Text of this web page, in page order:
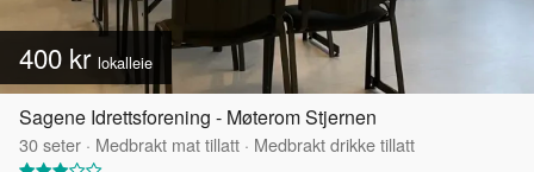
400 kr lokalleie
Sagene Idrettsforening - Møterom Stjernen
30seter · Medbrakt mat tillatt · Medbrakt drikke tillatt